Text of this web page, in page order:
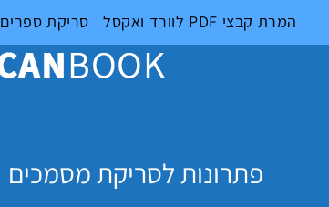
המרת קבצי PDF לוורד ואקסל סריקת ספרים
פתרונות לסריקת מסמכים